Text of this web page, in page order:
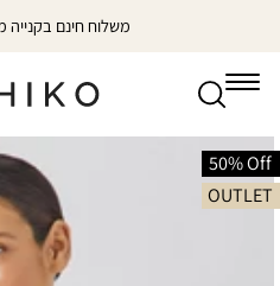
דלג
לפרטי
המוצר
50% Off
OUTLET